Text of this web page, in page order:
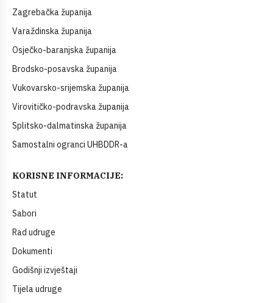
Zagrebačka županija
Varaždinska županija
Osječko-baranjska županija
Brodsko-posavska županija
Vukovarsko-srijemska županija
Virovitičko-podravska županija
Splitsko-dalmatinska županija
Samostalni ogranci UHBDDR-a
KORISNE INFORMACIJE:
Statut
Sabori
Rad udruge
Dokumenti
Godišnji izvještaji
Tijela udruge